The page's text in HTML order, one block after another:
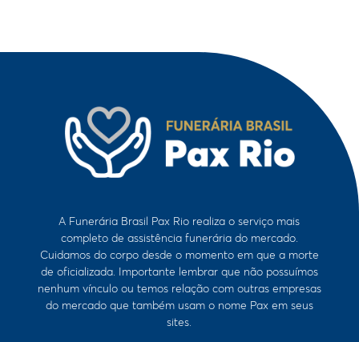
A Funerária Brasil Pax Rio realiza o serviço mais
completo de assistência funerária do mercado.
Cuidamos do corpo desde o momento em que a morte
de oficializada. Importante lembrar que não possuímos
nenhum vínculo ou temos relação com outras empresas
do mercado que também usam o nome Pax em seus
sites.